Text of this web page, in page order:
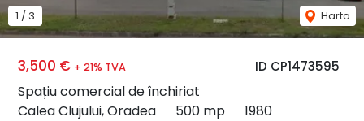
ID CP1473595
3,500 € + 21% TVA
Spațiu comercial de închiriat
Calea Clujului, Oradea
500 mp 1980
1 / 3 Harta